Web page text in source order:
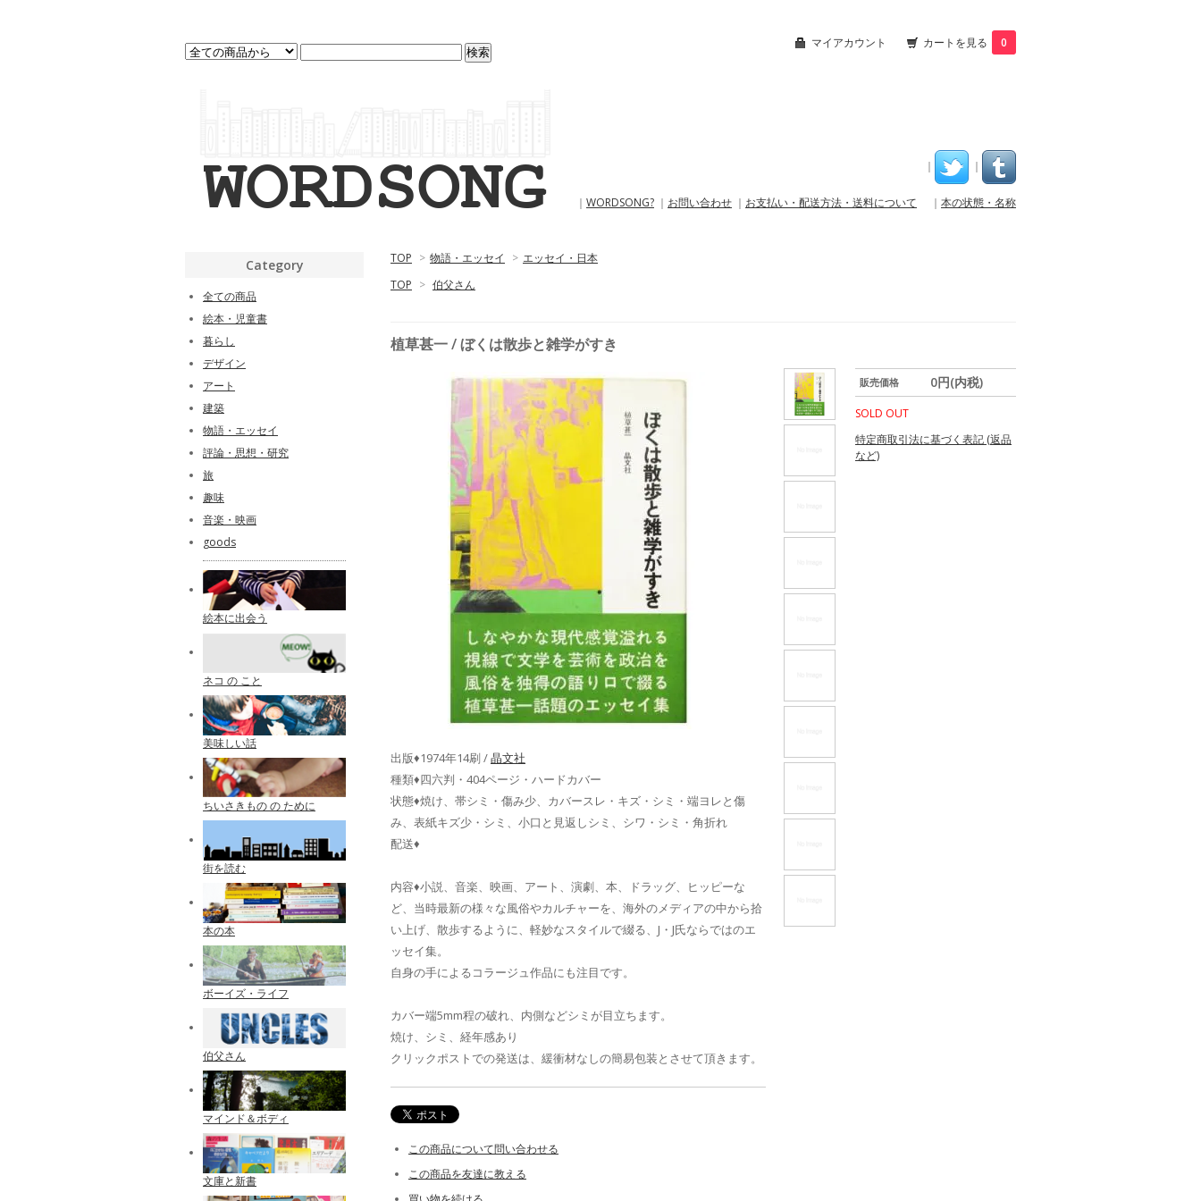
マイアカウント カートを見る 0
｜ ｜
｜ WORDSONG? ｜ お問い合わせ ｜ お支払い・配送方法・送料について ｜ 本の状態・名称
TOP > 物語・エッセイ > エッセイ・日本
TOP > 伯父さん
植草甚一 / ぼくは散歩と雑学がすき
販売価格 0円(内税)
SOLD OUT
特定商取引法に基づく表記 (返品
など)
出版♦1974年14刷 /晶文社
種類♦四六判・404ページ・ハードカバー
状態♦焼け、帯シミ・傷み少、カバースレ・キズ・シミ・端ヨレと傷
み、表紙キズ少・シミ、小口と見返しシミ、シワ・シミ・角折れ
配送♦
内容♦小説、音楽、映画、アート、演劇、本、ドラッグ、ヒッピーな
ど、当時最新の様々な風俗やカルチャーを、海外のメディアの中から拾
い上げ、散歩するように、軽妙なスタイルで綴る、J・J氏ならではのエ
ッセイ集。
自身の手によるコラージュ作品にも注目です。
カバー端5mm程の破れ、内側などシミが目立ちます。
焼け、シミ、経年感あり
クリックポストでの発送は、緩衝材なしの簡易包装とさせて頂きます。
この商品について問い合わせる
この商品を友達に教える
Category
全ての商品
絵本・児童書
暮らし
デザイン
アート
建築
物語・エッセイ
評論・思想・研究
旅
趣味
音楽・映画
goods
絵本に出会う
ネコ の こと
美味しい話
ちいさきもの の ために
街を読む
本の本
ボーイズ・ライフ
伯父さん
マインド＆ボディ
文庫と新書